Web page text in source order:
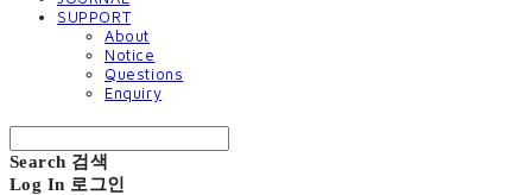
SUPPORT
About
Notice
Questions
Enquiry
Search 검색
Log In 로그인